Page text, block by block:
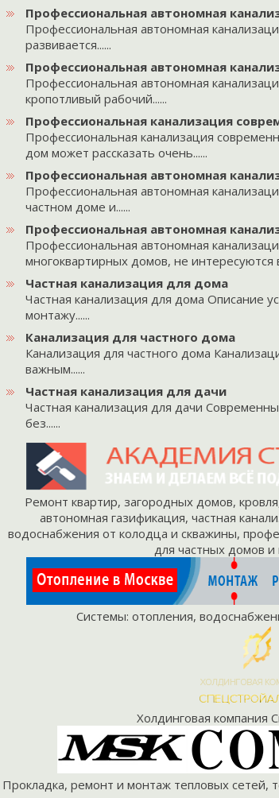
Профессиональная автономная
Профессиональная автономная
развивается......
Профессиональная автономная
Профессиональная автономная
кропотливый рабочий......
Профессиональная канализация
Профессиональная канализация
дом может рассказать очень......
Профессиональная автономная
Профессиональная автономная
частном доме и......
Профессиональная автономная
Профессиональная автономная
многоквартирных домов, не интересуются
Частная канализация для дома
Частная канализация для дома Описание
монтажу......
Канализация для частного дома
Канализация для частного дома
важным......
Частная канализация для дачи
Частная канализация для дачи
без......
Ремонт квартир, загородных домов, кровля
автономная газификация, частная
водоснабжения от колодца и скважины,
для частных домов и
Системы: отопления,
Холдинговая компания
Прокладка, ремонт и монтаж тепловых сетей,